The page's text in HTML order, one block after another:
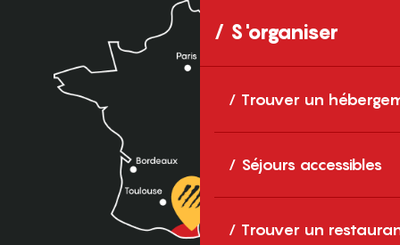
S'organiser
Trouver un
Séjours accessibles
Trouver un